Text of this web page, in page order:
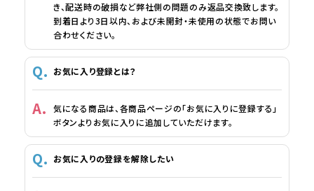
き、配送時の破損など弊社側の問題のみ返品交換致します。
到着日より3日以内、および未開封・未使用の状態でお問い
合わせください。
お気に入り登録とは？
気になる商品は、各商品ページの「お気に入りに登録する」
ボタンよりお気に入りに追加していただけます。
お気に入りの登録を解除したい